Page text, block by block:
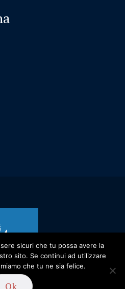
di Alessandria - 2019
sicuri che tu possa avere la
sito. Se continui ad utilizzare
che tu ne sia felice.
Ok